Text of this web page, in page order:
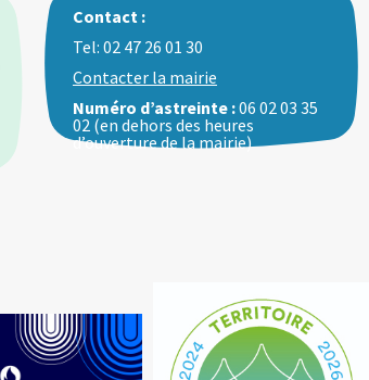
Contact :
Tel: 02 47 26 01 30
Contacter la mairie
Numéro d’astreinte :06 02 03 35
02 (en dehors des heures
d’ouverture de la mairie)